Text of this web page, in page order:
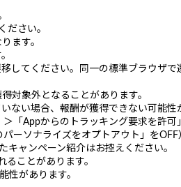
さい。
ます。
してください。同一の標準ブラウザ
対象外となることがあります。
ない場合、報酬が獲得できない可能性
「Appからのトラッキング要求を許可
ーソナライズをオプトアウト」をOFF
キャンペーン紹介はお控えください。
ことがあります。
性があります。